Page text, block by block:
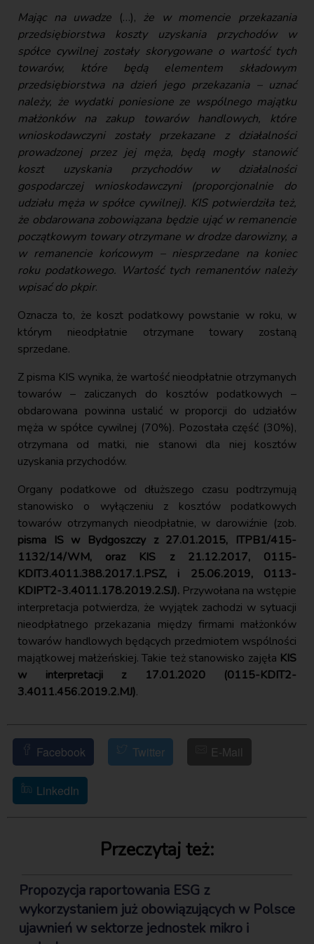
Mając na uwadze (…), że w momencie przekazania
przedsiębiorstwa koszty uzyskania przychodów w
spółce cywilnej zostały skorygowane o wartość tych
towarów, które będą elementem składowym
przedsiębiorstwa na dzień jego przekazania – uznać
należy, że wydatki poniesione ze wspólnego majątku
małżonków na zakup towarów handlowych, które
wnioskodawczyni zostały przekazane z działalności
prowadzonej przez jej męża, będą mogły stanowić
koszt uzyskania przychodów w działalności
gospodarczej wnioskodawczyni (proporcjonalnie do
udziału męża w spółce cywilnej). KIS potwierdziła też,
że obdarowana zobowiązana będzie ująć w remanencie
początkowym towary otrzymane w drodze darowizny, a
w remanencie końcowym – niesprzedane na koniec
roku podatkowego. Wartość tych remanentów należy
wpisać do pkpir.
Oznacza to, że koszt podatkowy powstanie w roku, w
którym nieodpłatnie otrzymane towary zostaną
sprzedane.
Z pisma KIS wynika, że wartość nieodpłatnie otrzymanych
towarów – zaliczanych do kosztów podatkowych –
obdarowana powinna ustalić w proporcji do udziałów
męża w spółce cywilnej (70%). Pozostała część (30%),
otrzymana od matki, nie stanowi dla niej kosztów
uzyskania przychodów.
Organy podatkowe od dłuższego czasu podtrzymują
stanowisko o wyłączeniu z kosztów podatkowych
towarów otrzymanych nieodpłatnie, w darowiźnie (zob.
pisma IS w Bydgoszczy z 27.01.2015, ITPB1/415-
1132/14/WM, oraz KIS z 21.12.2017, 0115-
KDIT3.4011.388.2017.1.PSZ, i 25.06.2019, 0113-
KDIPT2-3.4011.178.2019.2.SJ). Przywołana na wstępie
interpretacja potwierdza, że wyjątek zachodzi w sytuacji
nieodpłatnego przekazania między firmami małżonków
towarów handlowych będących przedmiotem wspólności
majątkowej małżeńskiej. Takie też stanowisko zajęła KIS
w interpretacji z 17.01.2020 (0115-KDIT2-
3.4011.456.2019.2.MJ).
Facebook Twitter E-Mail
LinkedIn
Przeczytaj też:
Propozycja raportowania ESG z
wykorzystaniem już obowiązujących w Polsce
ujawnień w sektorze jednostek mikro i